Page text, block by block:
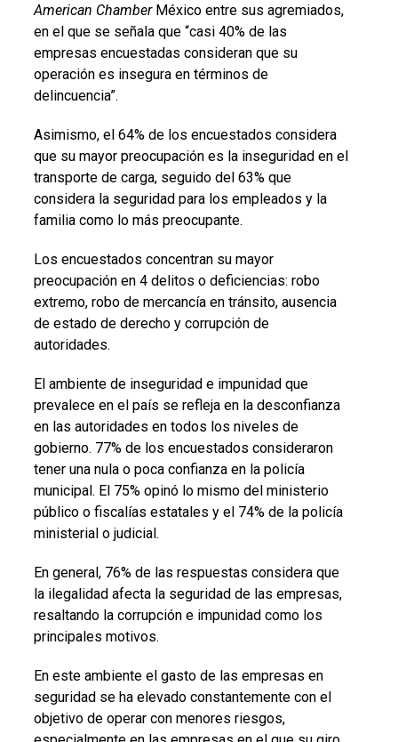
American Chamber México entre sus agremiados,
en el que se señala que “casi 40% de las
empresas encuestadas consideran que su
operación es insegura en términos de
delincuencia”.
Asimismo, el 64% de los encuestados considera
que su mayor preocupación es la inseguridad en el
transporte de carga, seguido del 63% que
considera la seguridad para los empleados y la
familia como lo más preocupante.
Los encuestados concentran su mayor
preocupación en 4 delitos o deficiencias: robo
extremo, robo de mercancía en tránsito, ausencia
de estado de derecho y corrupción de
autoridades.
El ambiente de inseguridad e impunidad que
prevalece en el país se refleja en la desconfianza
en las autoridades en todos los niveles de
gobierno. 77% de los encuestados consideraron
tener una nula o poca confianza en la policía
municipal. El 75% opinó lo mismo del ministerio
público o fiscalías estatales y el 74% de la policía
ministerial o judicial.
En general, 76% de las respuestas considera que
la ilegalidad afecta la seguridad de las empresas,
resaltando la corrupción e impunidad como los
principales motivos.
En este ambiente el gasto de las empresas en
seguridad se ha elevado constantemente con el
objetivo de operar con menores riesgos,